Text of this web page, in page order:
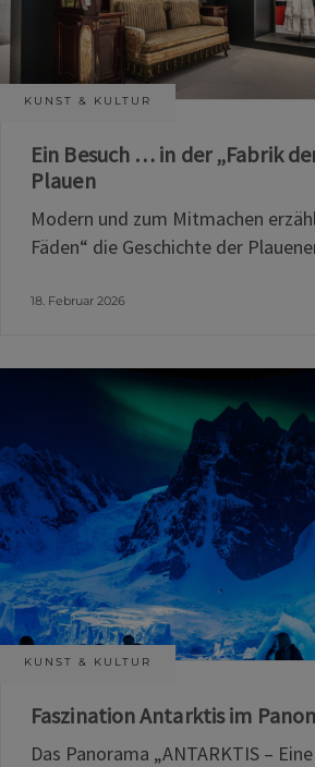
KUNST & KULTUR
Ein Besuch … in der „Fabrik
Plauen
Modern und zum Mitmachen
Fäden“ die Geschichte der
18. Februar 2026
KUNST & KULTUR
Faszination Antarktis im
Das Panorama „ANTARKTIS –